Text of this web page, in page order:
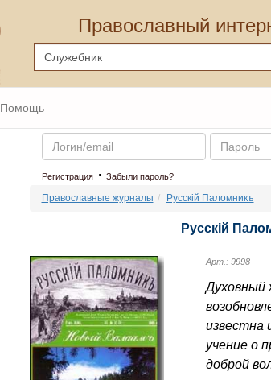
Православный
Помощь
Email Пароль
Регистрация· Забыли пароль?
Православные журналы Русскiй Паломникъ
Русскiй
Арт.: 9998
Духовный
известна
учение о
доброй